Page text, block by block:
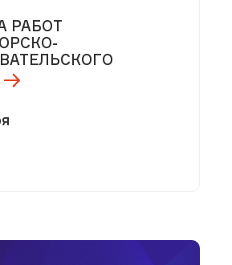
РАБОТ